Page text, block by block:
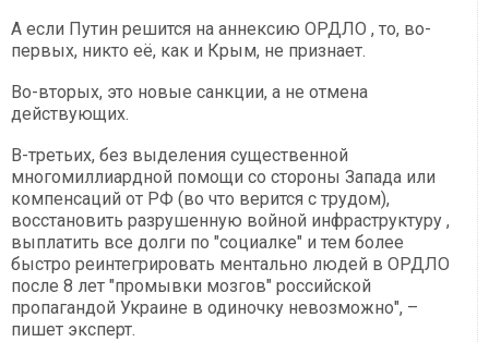
А если Путин решится на аннексию ОРДЛО , то, во-
первых, никто её, как и Крым, не признает.
Во-вторых, это новые санкции, а не отмена
действующих.
В-третьих, без выделения существенной
многомиллиардной помощи со стороны Запада или
компенсаций от РФ (во что верится с трудом),
восстановить разрушенную войной инфраструктуру ,
выплатить все долги по "социалке" и тем более
быстро реинтегрировать ментально людей в ОРДЛО
после 8 лет "промывки мозгов" российской
пропагандой Украине в одиночку невозможно", –
пишет эксперт.